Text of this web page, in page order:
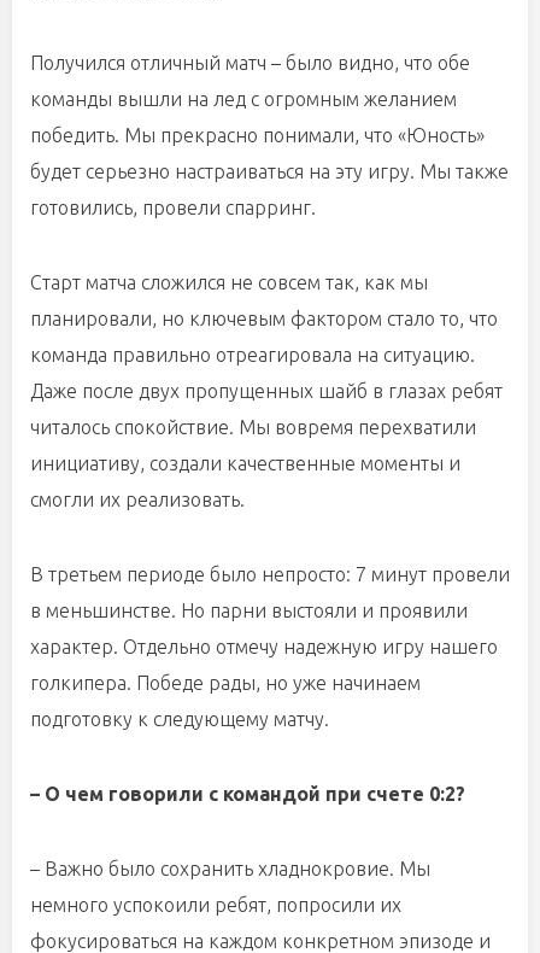
Получился отличный матч – было видно, что обе
команды вышли на лед с огромным желанием
победить. Мы прекрасно понимали, что «Юность»
будет серьезно настраиваться на эту игру. Мы также
готовились, провели спарринг.
Старт матча сложился не совсем так, как мы
планировали, но ключевым фактором стало то, что
команда правильно отреагировала на ситуацию.
Даже после двух пропущенных шайб в глазах ребят
читалось спокойствие. Мы вовремя перехватили
инициативу, создали качественные моменты и
смогли их реализовать.
В третьем периоде было непросто: 7 минут провели
в меньшинстве. Но парни выстояли и проявили
характер. Отдельно отмечу надежную игру нашего
голкипера. Победе рады, но уже начинаем
подготовку к следующему матчу.
– О чем говорили с командой при счете 0:2?
– Важно было сохранить хладнокровие. Мы
немного успокоили ребят, попросили их
фокусироваться на каждом конкретном эпизоде и